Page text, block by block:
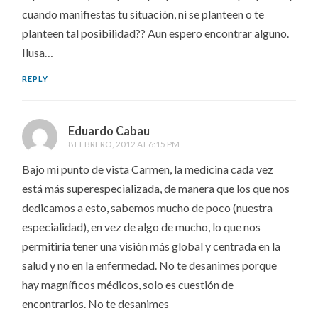
cuando manifiestas tu situación, ni se planteen o te
planteen tal posibilidad?? Aun espero encontrar alguno.
Ilusa…
REPLY
Eduardo Cabau
8 FEBRERO, 2012 AT 6:15 PM
Bajo mi punto de vista Carmen, la medicina cada vez
está más superespecializada, de manera que los que nos
dedicamos a esto, sabemos mucho de poco (nuestra
especialidad), en vez de algo de mucho, lo que nos
permitiría tener una visión más global y centrada en la
salud y no en la enfermedad. No te desanimes porque
hay magníficos médicos, solo es cuestión de
encontrarlos. No te desanimes